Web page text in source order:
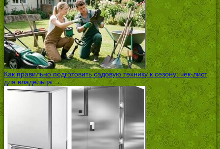
Как правильно подготовить садовую технику к сезону: чек-лист
для владельца→